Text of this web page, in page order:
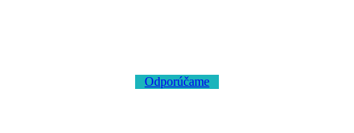
Odporúčame